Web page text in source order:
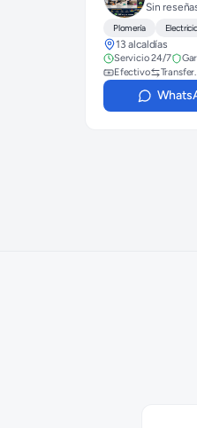
Sin
Plomería
13 alcaldías
Servicio 24/7
Efectivo
Transfer.